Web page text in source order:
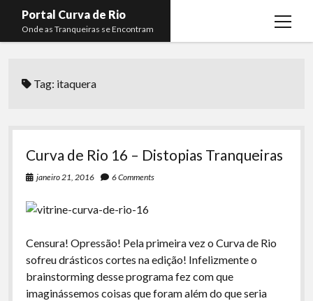
Portal Curva de Rio
Onde as Tranqueiras se Encontram
open
Curva de Rio
Boca do Lixo
Rachão na Beira do RIo
Arquivo CDR
Papo Tranqueira
Membros open
Rafael Almeida
Tag: itaquera
Curva de Rio 16 – Distopias Tranqueiras
janeiro 21, 2016 6 Comments
Censura! Opressão! Pela primeira vez o Curva de Rio
sofreu drásticos cortes na edição! Infelizmente o
brainstorming desse programa fez com que
imaginássemos coisas que foram além do que seria